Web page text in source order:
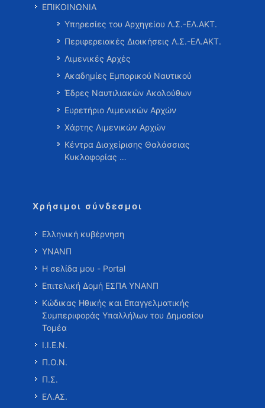
ΕΠΙΚΟΙΝΩΝΙΑ
Υπηρεσίες του Αρχηγείου Λ.Σ.-ΕΛ.ΑΚΤ.
Περιφερειακές Διοικήσεις Λ.Σ.-ΕΛ.ΑΚΤ.
Λιμενικές Αρχές
Ακαδημίες Εμπορικού Ναυτικού
Έδρες Ναυτιλιακών Ακολούθων
Ευρετήριο Λιμενικών Αρχών
Χάρτης Λιμενικών Αρχών
Κέντρα Διαχείρισης Θαλάσσιας
Κυκλοφορίας …
Χρήσιμοι σύνδεσμοι
Ελληνική κυβέρνηση
ΥΝΑΝΠ
Η σελίδα μου - Portal
Επιτελική Δομή ΕΣΠΑ ΥΝΑΝΠ
Κώδικας Ηθικής και Επαγγελματικής
Συμπεριφοράς Υπαλλήλων του Δημοσίου
Τομέα
Ι.Ι.Ε.Ν.
Π.Ο.Ν.
Π.Σ.
ΕΛ.ΑΣ.